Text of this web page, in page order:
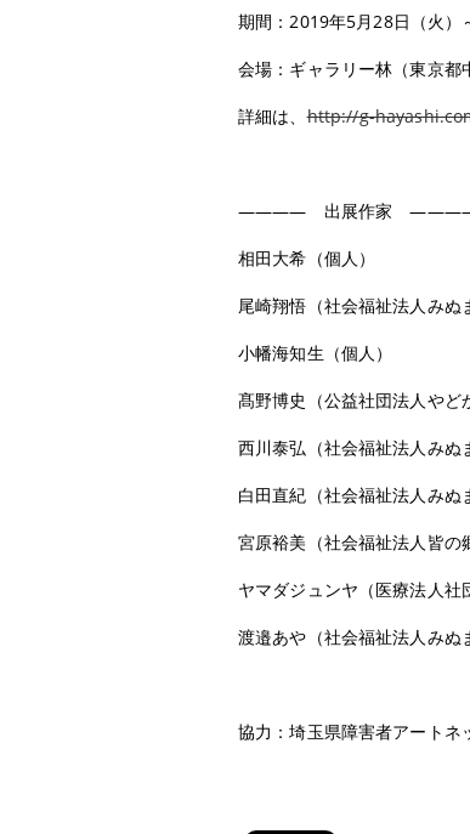
期間：2019年5月28日（火
会場：ギャラリー林（東京
詳細は、http://g-
———— 出展作家
相田大希（個人）
尾崎翔悟（社会福祉法人みぬ
小幡海知生（個人）
髙野博史（公益社団法人やど
西川泰弘（社会福祉法人みぬ
白田直紀（社会福祉法人みぬ
宮原裕美（社会福祉法人皆の
ヤマダジュンヤ（医療法人社
渡邉あや（社会福祉法人みぬ
協力：埼玉県障害者アート